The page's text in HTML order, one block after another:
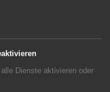
Dienste aktivieren oder